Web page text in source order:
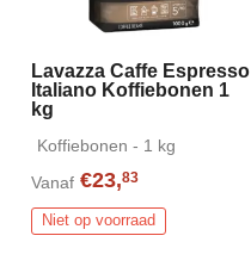
Lavazza Caffe Espresso
Italiano Koffiebonen 1
kg
Koffiebonen - 1 kg
Vanaf €23,83
Niet op voorraad